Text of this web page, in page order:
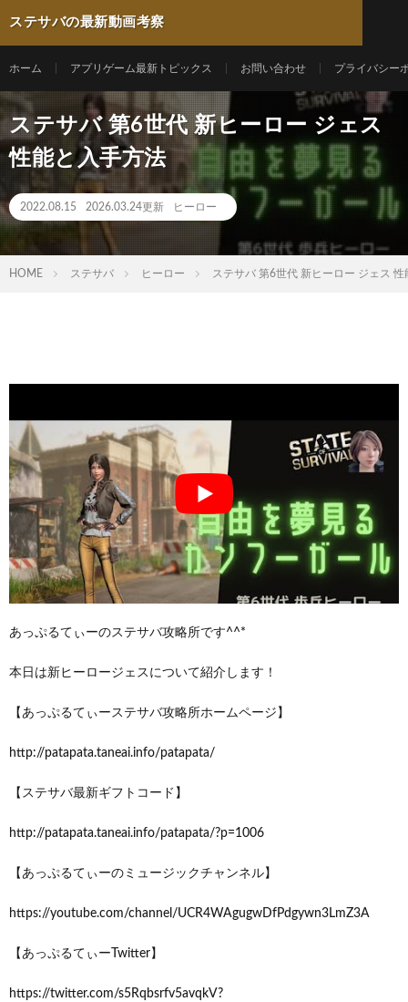
ステサバの最新動画考察
ホーム アプリゲーム最新トピックス お問い合わせ プライバシー
ステサバ 第6世代 新ヒーロー ジェス
性能と入手方法
2022.08.15 2026.03.24更新 ヒーロー
HOME ステサバ ヒーロー ステサバ 第6世代 新ヒーロー ジェス 性
あっぷるてぃーのステサバ攻略所です^^*
本日は新ヒーロージェスについて紹介します！
【あっぷるてぃーステサバ攻略所ホームページ】
http://patapata.taneai.info/patapata/
【ステサバ最新ギフトコード】
http://patapata.taneai.info/patapata/?p=1006
【あっぷるてぃーのミュージックチャンネル】
https://youtube.com/channel/UCR4WAgugwDfPdgywn3LmZ3A
【あっぷるてぃーTwitter】
https://twitter.com/s5Rqbsrfv5avqkV?